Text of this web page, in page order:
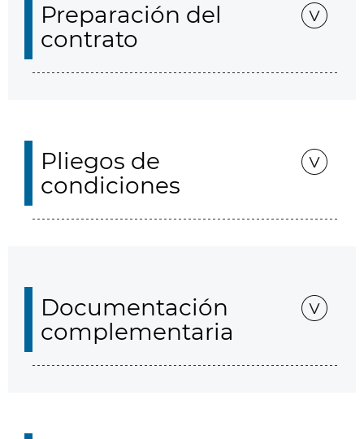
Preparación del
contrato
Pliegos de
condiciones
Documentación
complementaria